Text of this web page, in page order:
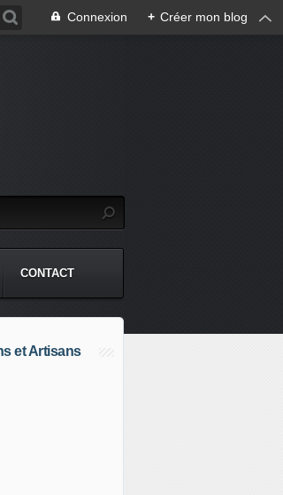
Connexion + Créer mon blog
CONTACT
et Artisans